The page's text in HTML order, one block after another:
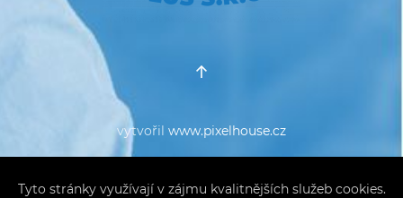
vytvořil www.pixelhouse.cz
Tyto stránky využívají v zájmu kvalitnějších služeb cookies.